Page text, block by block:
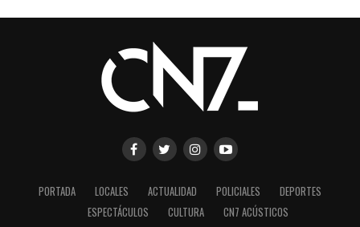
PORTADA LOCALES ACTUALIDAD POLICIALES
DEPORTES
ESPECTÁCULOS
CULTURA CN7 ACÚSTICOS